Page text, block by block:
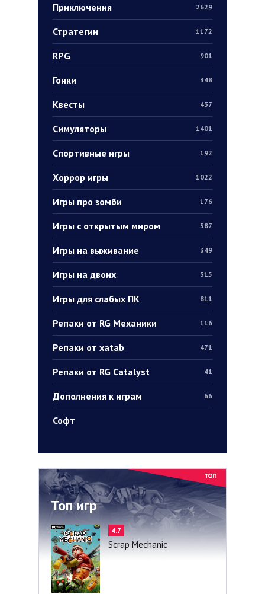
Приключения 2629
Стратегии 1172
RPG 901
Гонки 348
Квесты 437
Симуляторы 1401
Спортивные игры 192
Хоррор игры 1022
Игры про зомби 176
Игры с открытым миром 587
Игры на выживание 349
Игры на двоих 315
Игры для слабых ПК 811
Репаки от RG Механики 116
Репаки от xatab 471
Репаки от RG Catalyst 41
Дополнения к играм 66
Софт
Топ игр
4.7
Scrap Mechanic